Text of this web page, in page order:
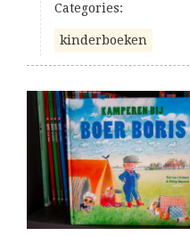
Categories:
kinderboeken